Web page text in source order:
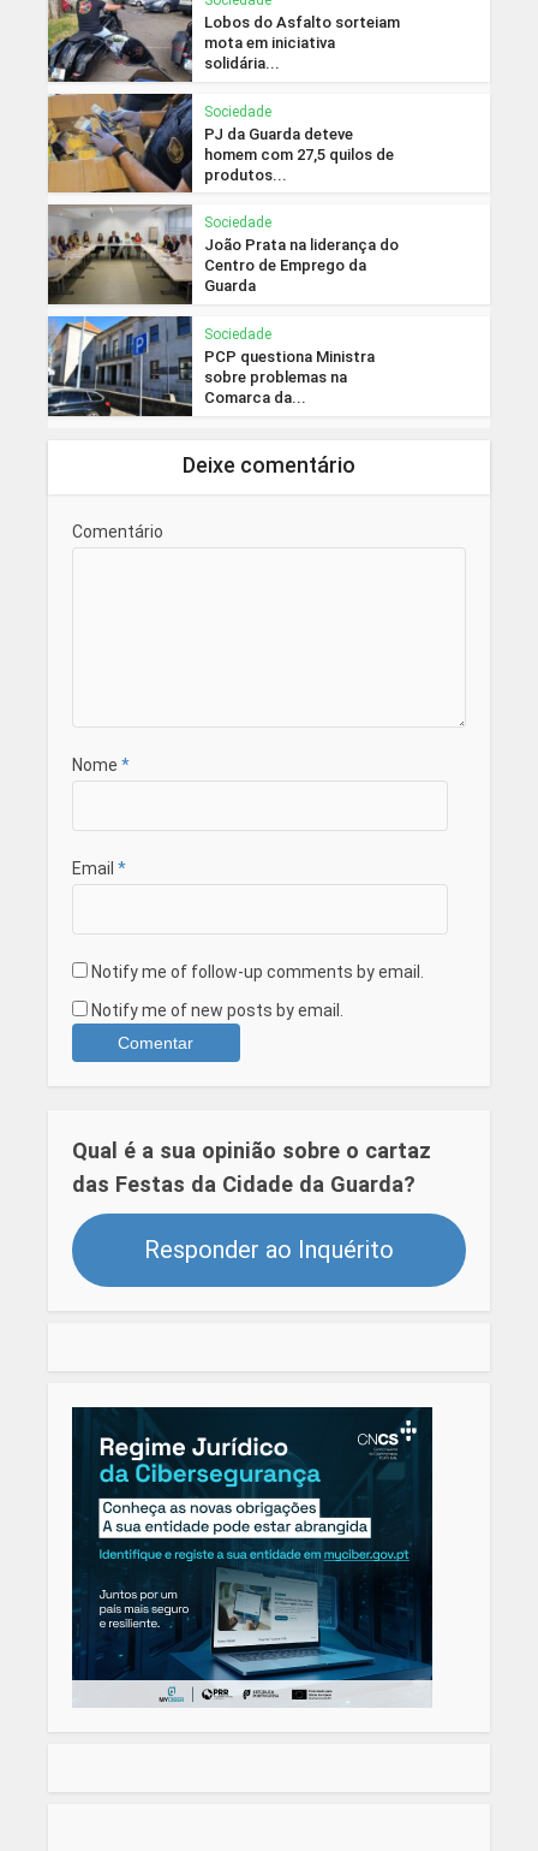
Lobos do Asfalto sorteiam
mota em iniciativa
solidária...
Sociedade
PJ da Guarda deteve
homem com 27,5 quilos de
produtos...
Sociedade
João Prata na liderança do
Centro de Emprego da
Guarda
Sociedade
PCP questiona Ministra
sobre problemas na
Comarca da...
Deixe comentário
Comentário
Nome *
Email *
Notify me of follow-up comments by email.
Notify me of new posts by email.
Qual é a sua opinião sobre o cartaz
das Festas da Cidade da Guarda?
Responder ao Inquérito